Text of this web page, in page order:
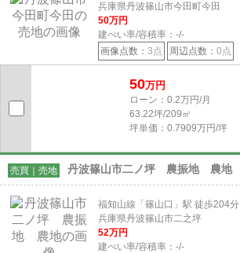
兵庫県丹波篠山市今田町今田
50万円
建ぺい率/容積率： -/-
画像点数： 3点 周辺点数： 0点
50万円
ローン：0.2万円/月
63.22坪/209㎡
坪単価：0.7909万円/坪
売買｜売地 丹波篠山市二ノ坪 農振地 農地
福知山線「篠山口」駅 徒歩204分
兵庫県丹波篠山市二之坪
52万円
建ぺい率/容積率： -/-